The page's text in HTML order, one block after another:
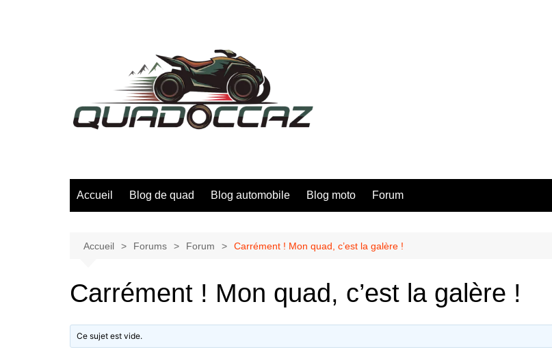
Accueil Blog de quad Blog automobile Blog moto Forum
Accueil Forums Forum Carrément ! Mon quad, c’est la galère !
Carrément ! Mon quad, c’est la galère !
Ce sujet est vide.